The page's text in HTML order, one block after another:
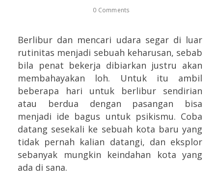
0 Comments
Berlibur dan mencari udara segar di luar
rutinitas menjadi sebuah keharusan, sebab
bila penat bekerja dibiarkan justru akan
membahayakan loh. Untuk itu ambil
beberapa hari untuk berlibur sendirian
atau berdua dengan pasangan bisa
menjadi ide bagus untuk psikismu. Coba
datang sesekali ke sebuah kota baru yang
tidak pernah kalian datangi, dan eksplor
sebanyak mungkin keindahan kota yang
ada di sana.